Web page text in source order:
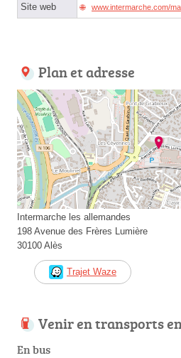
Site web www.intermarche.com/
Plan et adresse
Intermarche les allemandes
198 Avenue des Frères Lumière
30100 Alès
Trajet Waze
Venir en transports
En bus